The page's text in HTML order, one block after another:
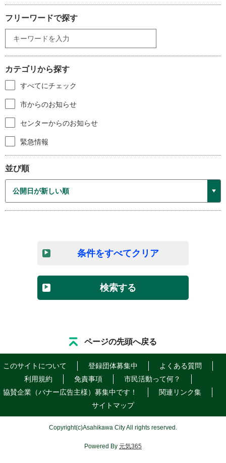
フリーワードで探す
カテゴリから探す
すべてにチェック
市からのお知らせ
センターからのお知らせ
緊急情報
並び順
条件をすべてクリア
検索する
ページの先頭へ戻る
このサイトについて 登録団体募集中
よくある質問
利用規約
免責事項
市民活動って何？
協賛企業（バナー広告主様）募集中です！
関連リンク集
サイトマップ
Copyright(c)Asahikawa City All rights reserved.
Powered By 元気365